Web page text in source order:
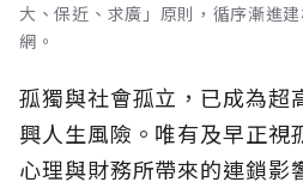
大、保近、求廣」原則，循序漸進
網。
孤獨與社會孤立，已成為超
興人生風險。唯有及早正視
心理與財務所帶來的連鎖影